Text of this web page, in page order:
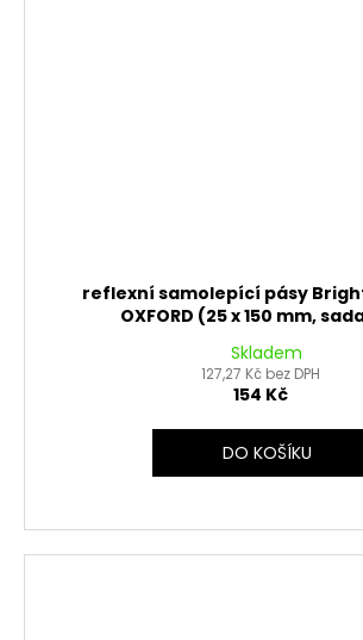
reflexní samolepící pásy
OXFORD (25 x 150 mm,
Skladem
127,27 Kč bez DPH
154 Kč
DO KOŠÍKU